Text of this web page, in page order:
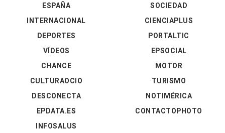
ESPAÑA
INTERNACIONAL
DEPORTES
VÍDEOS
SOCIEDAD
CIENCIAPLUS
PORTALTIC
EPSOCIAL
CHANCE
CULTURAOCIO
DESCONECTA
EPDATA.ES
INFOSALUS
MOTOR
TURISMO
NOTIMÉRICA
CONTACTOPHOTO